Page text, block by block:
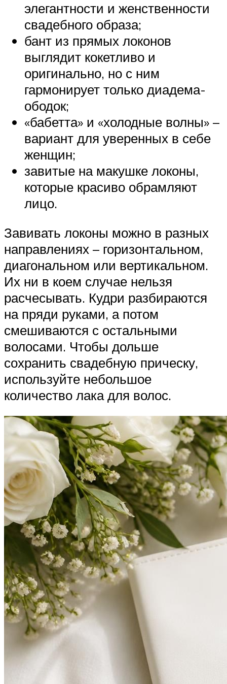
элегантности и женственности
свадебного образа;
бант из прямых локонов
выглядит кокетливо и
оригинально, но с ним
гармонирует только диадема-
ободок;
«бабетта» и «холодные волны» –
вариант для уверенных в себе
женщин;
завитые на макушке локоны,
которые красиво обрамляют
лицо.
Завивать локоны можно в разных
направлениях – горизонтальном,
диагональном или вертикальном.
Их ни в коем случае нельзя
расчесывать. Кудри разбираются
на пряди руками, а потом
смешиваются с остальными
волосами. Чтобы дольше
сохранить свадебную прическу,
используйте небольшое
количество лака для волос.